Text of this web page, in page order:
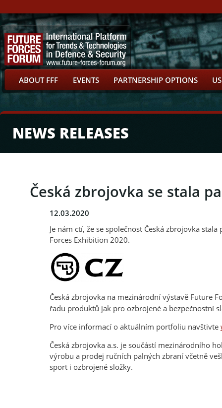
ABOUT FFF EVENTS PARTNERSHIP OPTIONS
NEWS RELEASES
Česká zbrojovka se stala
12.03.2020
Je nám ctí, že se společnost Česká zbrojovka
Forces Exhibition 2020.
Česká zbrojovka na mezinárodní výstavě Future
řadu produktů jak pro ozbrojené a bezpečnostní
Pro více informací o aktuálním portfoliu navštivte
Česká zbrojovka a.s. je součástí mezinárodního
výrobu a prodej ručních palných zbraní včetně
sport i ozbrojené složky.